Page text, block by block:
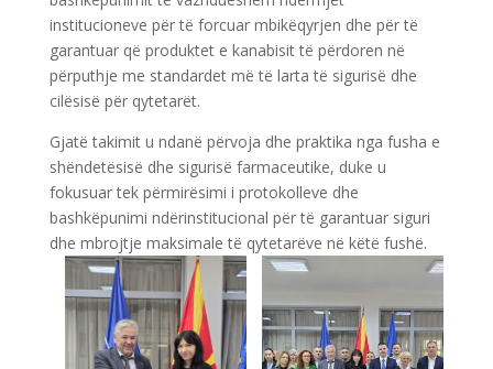
institucioneve për të forcuar mbikëqyrjen dhe për të
garantuar që produktet e kanabisit të përdoren në
përputhje me standardet më të larta të sigurisë dhe
cilësisë për qytetarët.
Gjatë takimit u ndanë përvoja dhe praktika nga fusha e
shëndetësisë dhe sigurisë farmaceutike, duke u
fokusuar tek përmirësimi i protokolleve dhe
bashkëpunimi ndërinstitucional për të garantuar siguri
dhe mbrojtje maksimale të qytetarëve në këtë fushë.